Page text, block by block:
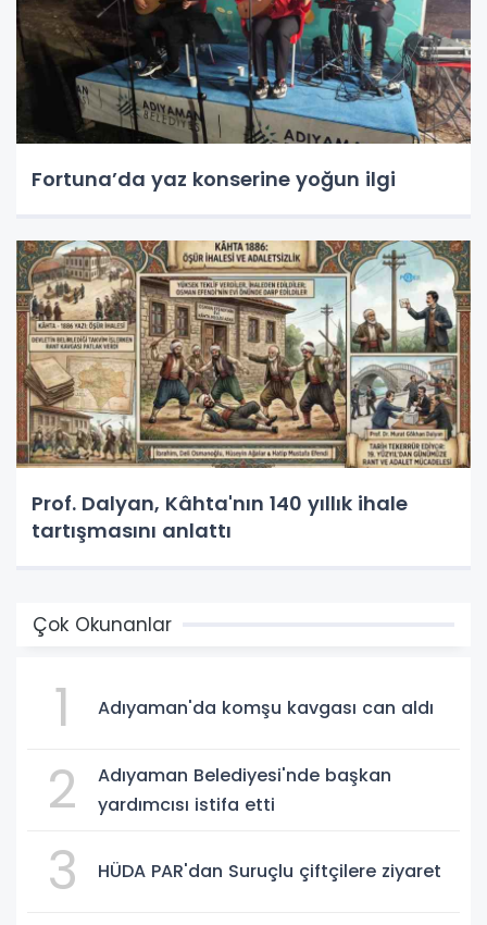
Fortuna’da yaz konserine yoğun ilgi
Prof. Dalyan, Kâhta'nın 140 yıllık ihale
tartışmasını anlattı
Çok Okunanlar
1 Adıyaman'da komşu kavgası can aldı
2
Adıyaman Belediyesi'nde başkan
yardımcısı istifa etti
3 HÜDA PAR'dan Suruçlu çiftçilere ziyaret